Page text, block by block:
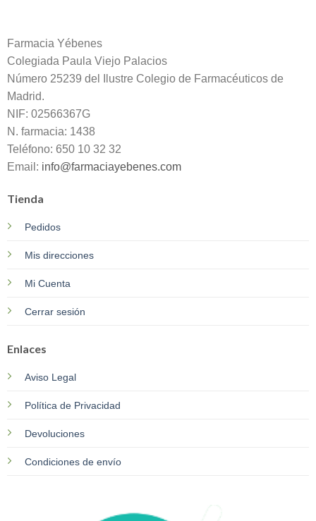
Farmacia Yébenes
Colegiada Paula Viejo Palacios
Número 25239 del Ilustre Colegio de Farmacéuticos de
Madrid.
NIF: 02566367G
N. farmacia: 1438
Teléfono: 650 10 32 32
Email: info@farmaciayebenes.com
Tienda
Pedidos
Mis direcciones
Mi Cuenta
Cerrar sesión
Enlaces
Aviso Legal
Política de Privacidad
Devoluciones
Condiciones de envío